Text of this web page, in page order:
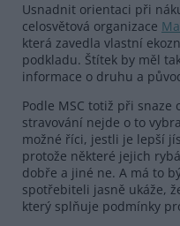
Usnadnit orientaci při
celosvětová organizace
která zavedla vlastní
podkladu. Štítek by měl
informace o druhu a
Podle MSC totiž při
stravování nejde o to
možné říci, jestli je lepší
protože některé jejich
dobře a jiné ne. A má to
spotřebiteli jasně ukáže,
který splňuje podmínky